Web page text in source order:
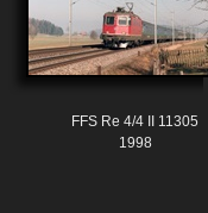
FFS Re 4/4 II 11305
1998